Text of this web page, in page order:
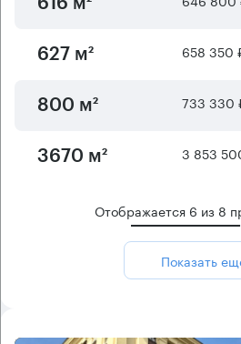
616 м²
627 м² 658 350
800 м² 733 330
3670 м² 3 853
Отображается 6 из 8
Показать